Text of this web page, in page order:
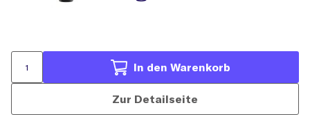
In den Warenkorb
Zur Detailseite